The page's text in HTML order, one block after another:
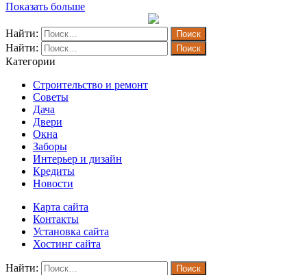
Показать больше
Найти:
Найти:
Категории
Строительство и ремонт
Советы
Дача
Двери
Окна
Заборы
Интерьер и дизайн
Кредиты
Новости
Карта сайта
Контакты
Установка сайта
Хостинг сайта
Найти: